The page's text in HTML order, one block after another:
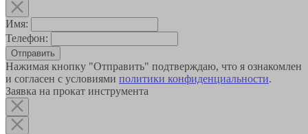
Имя:
Телефон:
Отправить
Нажимая кнопку "Отправить" подтверждаю, что я ознакомлен
и согласен с условиями политики конфиденциальности.
Заявка на прокат инструмента